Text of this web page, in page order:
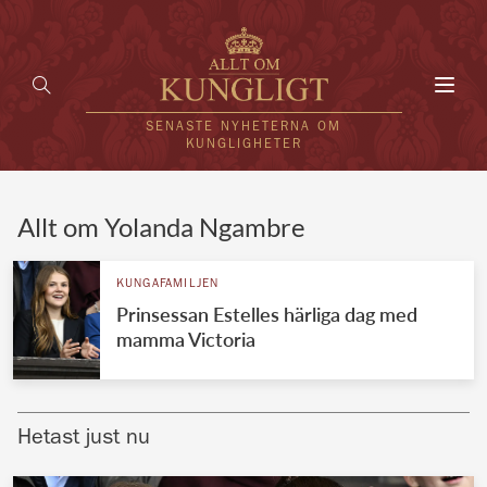
SENASTE NYHETERNA OM
KUNGLIGHETER
UTLÄNDSKT
VÄRLDENS KUNGAHUS
Brittiska kungahuset
Allt om Yolanda Ngambre
KUNGAFAMILJEN
Prinsessan Estelles härliga dag med
mamma Victoria
Hetast just nu